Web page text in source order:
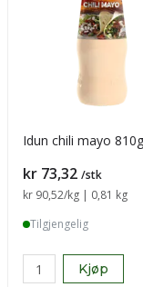
Idun chili mayo 810g
Pris
kr 73,32 /stk
Sammenligning
kr 90,52/kg | 0,81 kg
Tilgjengelig
Kjøp